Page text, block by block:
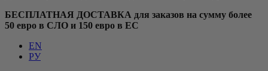
БЕСПЛАТНАЯ ДОСТАВКА для заказов на сумму более
50 евро в СЛО и 150 евро в ЕС
EN
РУ